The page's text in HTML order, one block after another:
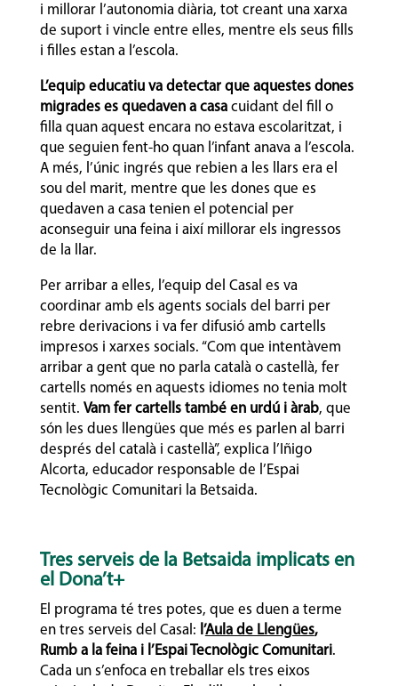
i millorar l’autonomia diària, tot creant una xarxa
de suport i vincle entre elles, mentre els seus fills
i filles estan a l’escola.
L’equip educatiu va detectar que aquestes dones
migrades es quedaven a casacuidant del fill o
filla quan aquest encara no estava escolaritzat, i
que seguien fent-ho quan l’infant anava a l’escola.
A més, l’únic ingrés que rebien a les llars era el
sou del marit, mentre que les dones que es
quedaven a casa tenien el potencial per
aconseguir una feina i així millorar els ingressos
de la llar.
Per arribar a elles, l’equip del Casal es va
coordinar amb els agents socials del barri per
rebre derivacions i va fer difusió amb cartells
impresos i xarxes socials. “Com que intentàvem
arribar a gent que no parla català o castellà, fer
cartells només en aquests idiomes no tenia molt
sentit. Vam fer cartells també en urdú i àrab, que
són les dues llengües que més es parlen al barri
després del català i castellà”, explica l’Iñigo
Alcorta, educador responsable de l’Espai
Tecnològic Comunitari la Betsaida.
Tres serveis de la Betsaida implicats en
el Dona’t+
El programa té tres potes, que es duen a terme
en tres serveis del Casal: l’Aula de Llengües,
Rumb a la feina i l’Espai Tecnològic Comunitari.
Cada un s’enfoca en treballar els tres eixos